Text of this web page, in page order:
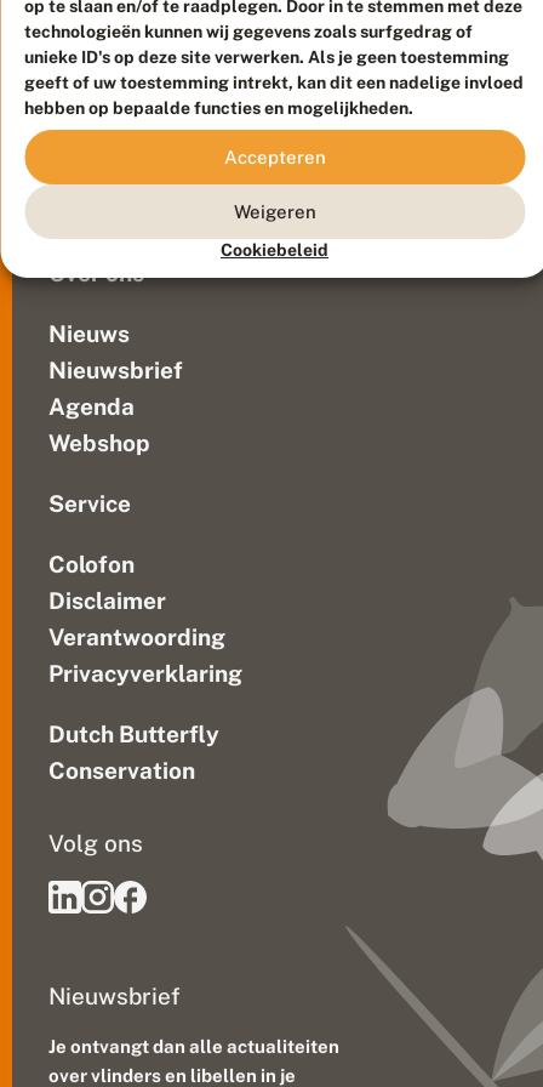
op te slaan en/of te raadplegen. Door in te stemmen met deze
technologieën kunnen wij gegevens zoals surfgedrag of
unieke ID's op deze site verwerken. Als je geen toestemming
geeft of uw toestemming intrekt, kan dit een nadelige invloed
hebben op bepaalde functies en mogelijkheden.
Accepteren
Weigeren
Cookiebeleid
h
t
e
r
u
t
g
a
a
n
trekken.
Maar
ze
zien
daarbij
steeds
minder
vlinders.
En
niet...
Contact
Veelgestelde vragen
Over ons
Nieuws
Nieuwsbrief
Agenda
Webshop
Service
Colofon
Disclaimer
Verantwoording
Privacyverklaring
Dutch Butterfly
Conservation
Nieuwsbrief
Je ontvangt dan alle actualiteiten
over vlinders en libellen in je
Volg ons
Duurzaam ontwikkeld doorGo2People, ontworpen door
Blue Field Agency
Privacy
Disclaimer
Sitemap